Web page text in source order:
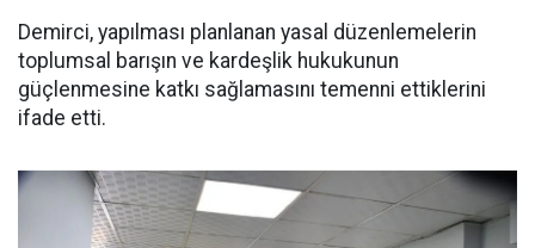
Demirci, yapılması planlanan yasal düzenlemelerin
toplumsal barışın ve kardeşlik hukukunun
güçlenmesine katkı sağlamasını temenni ettiklerini
ifade etti.